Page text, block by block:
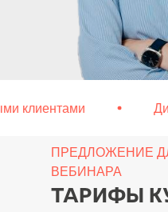
ПРЕДЛОЖЕНИЕ
ВЕБИНАРА
ТАРИФЫ